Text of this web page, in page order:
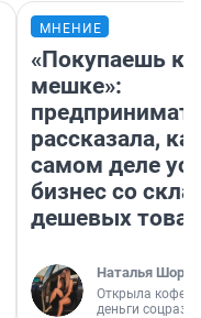
МНЕНИЕ
«Покупаешь
мешке»:
рассказала,
самом деле
бизнес со
дешевых
Наталья
Открыла
деньги